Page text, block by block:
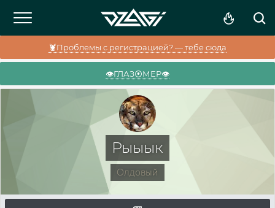
🦞Проблемы с регистрацией? — тебе сюда
👁️ГЛАЗ⦿МЕР👁️
Рыыык
Олдовый